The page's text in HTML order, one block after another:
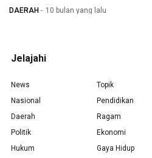
DAERAH 10 bulan yang lalu
Jelajahi
News
Nasional
Daerah
Politik
Hukum
Topik
Pendidikan
Ragam
Ekonomi
Gaya Hidup